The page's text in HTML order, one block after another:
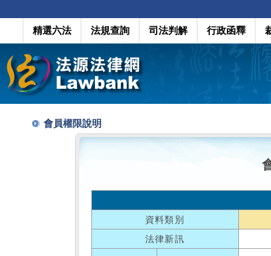
精選六法 法規查詢 司法判解 行政函釋
會員權限說明
資料類別
法律新訊